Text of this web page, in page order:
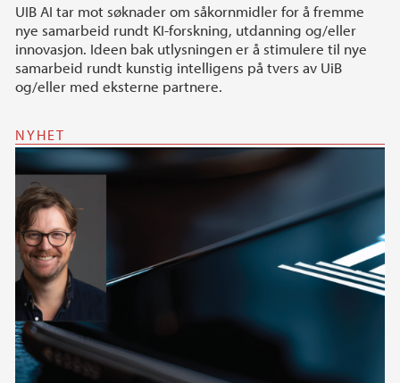
UIB AI tar mot søknader om såkornmidler for å fremme
nye samarbeid rundt KI-forskning, utdanning og/eller
innovasjon. Ideen bak utlysningen er å stimulere til nye
samarbeid rundt kunstig intelligens på tvers av UiB
og/eller med eksterne partnere.
NYHET